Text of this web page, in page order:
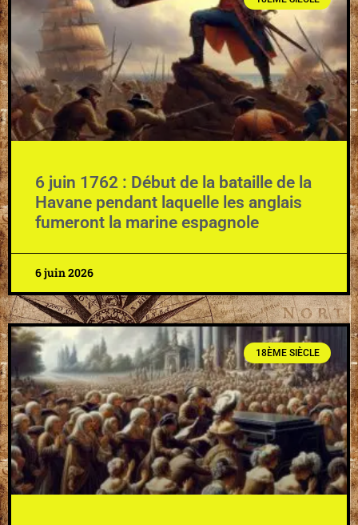
6 juin 1762 : Début de la bataille de la
Havane pendant laquelle les anglais
fumeront la marine espagnole
6 juin 2026
18ÈME SIÈCLE